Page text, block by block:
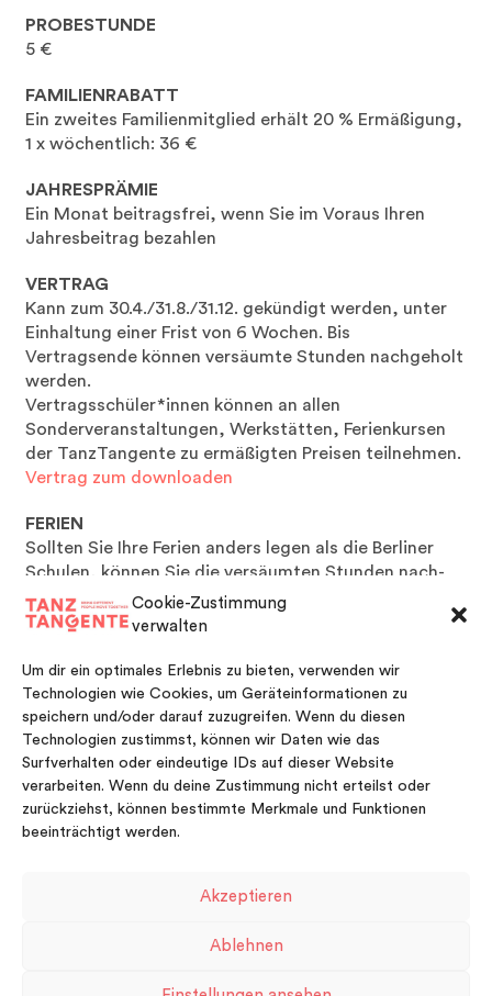
Cookie-Zustimmung
verwalten
Um dir ein optimales Erlebnis zu bieten, verwenden wir
Technologien wie Cookies, um Geräteinformationen zu
speichern und/oder darauf zuzugreifen. Wenn du diesen
Technologien zustimmst, können wir Daten wie das
Surfverhalten oder eindeutige IDs auf dieser Website
verarbeiten. Wenn du deine Zustimmung nicht erteilst oder
zurückziehst, können bestimmte Merkmale und Funktionen
beeinträchtigt werden.
Akzeptieren
Ablehnen
PROBESTUNDE
5 €
FAMILIENRABATT
Ein zweites Familienmitglied erhält 20 % Ermäßigung,
1 x wöchentlich: 36 €
JAHRESPRÄMIE
Ein Monat beitragsfrei, wenn Sie im Voraus Ihren
Jahresbeitrag bezahlen
VERTRAG
Kann zum 30.4./31.8./31.12. gekündigt werden, unter
Einhaltung einer Frist von 6 Wochen. Bis
Vertragsende können versäumte Stunden nachgeholt
werden.
Vertragsschüler*innen können an allen
Sonderveranstaltungen, Werkstätten, Ferienkursen
der TanzTangente zu ermäßigten Preisen teilnehmen.
Vertrag zum downloaden
FERIEN
Sollten Sie Ihre Ferien anders legen als die Berliner
Schulen, können Sie die versäumten Stunden nach-
bzw. vorholen. Gesetzliche Feiertage
sind unterrichtsfrei.
KONTOVERBINDUNG
TanzTangente GBR
GLS Gemeinschaftsbank
IBAN:DE19 4306 0967 1106 6339 00
BIC/SWIFT:GENODEM1GLS